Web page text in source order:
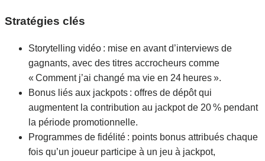
Stratégies clés
Storytelling vidéo : mise en avant d’interviews de
gagnants, avec des titres accrocheurs comme
« Comment j’ai changé ma vie en 24 heures ».
Bonus liés aux jackpots : offres de dépôt qui
augmentent la contribution au jackpot de 20 % pendant
la période promotionnelle.
Programmes de fidélité : points bonus attribués chaque
fois qu’un joueur participe à un jeu à jackpot,